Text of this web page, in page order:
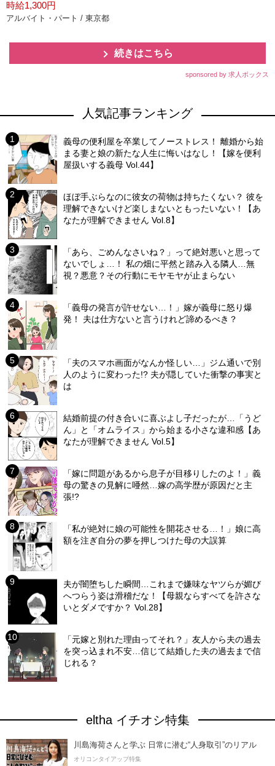
時給1,300円
アルバイト・パート / 東京都
続きはこちら
sponsored by 求人ボックス
人気記事ランキング
義母の便利屋を卒業してノーストレス！ 離婚から始
まる妻と娘の新たな人生に悔いはなし！【嫁を便利
屋扱いする義母 Vol.44】
ほぼ手ぶらなのに彼女の荷物は持ちたくない？ 彼を
理解できないけど楽しまないともったいない！【あ
なたが理解できません Vol.8】
「あら、ごめんなさいね？」って絶対悪いと思って
ないでしょ…！ 私の畑に平然と踏み入る隣人…無
視？悪意？その行動にモヤモヤが止まらない
「義母の発言が許せない…！」嫁が義母に怒り爆
発！ 夫は仕方ないと言うけれど諦めるべき？
「夫のスマホ画面がなんか怪しい…」ジム通いで別
人のように変わった!? 夫が隠していた衝撃の事実と
は
結婚前提の付き合いに喜ぶよし子だったが…「うど
ん」と「オムライス」から始まる小さな違和感【あ
なたが理解できません Vol.5】
「嫁に問題があるから息子が目移りしたのよ！」義
母の驚きの見解に唖然…嫁の高学歴が原因だと主
張!?
「私が絶対に娘の可能性を開花させる…！」娘に高
額を注ぎ自分の夢を押しつけた母の大誤算
夫が闇堕ちした瞬間…これまで嫌味なヤツらが媚び
へつらう姿は滑稽だな！【母親ならすべてを許さな
いとダメですか？ Vol.28】
「元嫁と別れた理由ってそれ？」友人から夫の過去
を突っ込まれ不安…信じて結婚した夫の過去まで信
じれる？
eltha イチオシ特集
川島海荷さんと学ぶ 日常に潜む“人身取引”のリアル
オリコンタイアップ特集